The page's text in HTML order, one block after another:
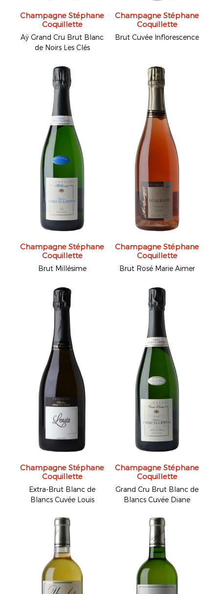
Champagne Stéphane
Coquillette
Aÿ Grand Cru Brut Blanc
de Noirs Les Clés
Champagne Stéphane
Coquillette
Brut Cuvée Inflorescence
Champagne Stéphane
Coquillette
Brut Millésime
Champagne Stéphane
Coquillette
Brut Rosé Marie Aimer
Champagne Stéphane
Coquillette
Extra-Brut Blanc de
Blancs Cuvée Louis
Champagne Stéphane
Coquillette
Grand Cru Brut Blanc de
Blancs Cuvée Diane